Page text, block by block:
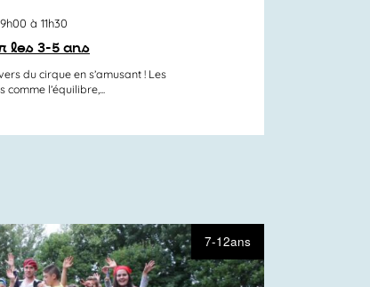
à 11h30
les 3-5 ans
du cirque en s’amusant ! Les
l’équilibre,...
7-12ans